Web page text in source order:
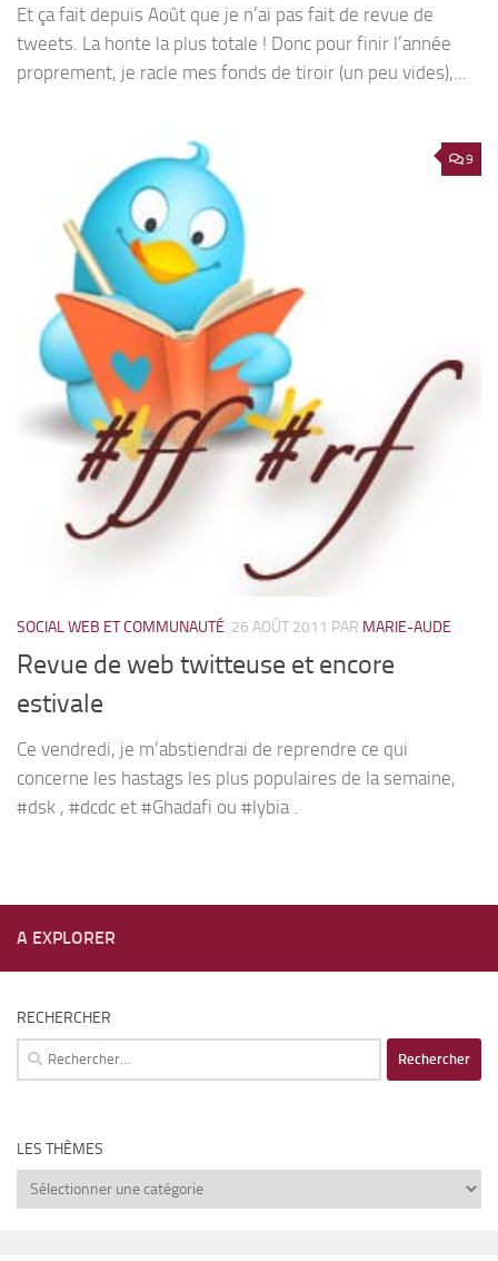
Et ça fait depuis Août que je n’ai pas fait de revue de
tweets. La honte la plus totale ! Donc pour finir l’année
proprement, je racle mes fonds de tiroir (un peu vides),...
9
SOCIAL WEB ET COMMUNAUTÉ 26 AOÛT 2011 PAR MARIE-AUDE
Revue de web twitteuse et encore
estivale
Ce vendredi, je m’abstiendrai de reprendre ce qui
concerne les hastags les plus populaires de la semaine,
#dsk , #dcdc et #Ghadafi ou #lybia .
A EXPLORER
RECHERCHER
Rechercher :
LES THÈMES
Les
thèmes